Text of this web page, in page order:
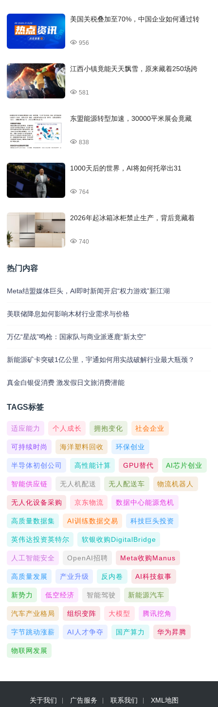
美国关税叠加至70%，中国企业如何通过转
956
江西小镇竟能天天飘雪，原来藏着250场跨
581
东盟能源转型加速，30000平米展会竟藏
838
1000天后的世界，AI将如何托举出31
764
2026年起冰箱冰柜禁止生产，背后竟藏着
740
热门内容
Meta结盟媒体巨头，AI即时新闻开启“权力游戏”新江湖
美联储降息如何影响木材行业需求与价格
万亿“星战”鸣枪：国家队与商业派逐鹿“新太空”
新能源矿卡突破1亿公里，宇通如何用实战破解行业最大瓶颈？
真金白银促消费 激发假日文旅消费潜能
TAGS标签
适应能力 个人成长 拥抱变化 社会企业
可持续时尚 海洋塑料回收 环保创业
半导体初创公司 高性能计算 GPU替代 AI芯片创业
智能供应链 无人机配送 无人配送车 物流机器人
无人化设备采购 京东物流 数据中心能源危机
高质量数据集 AI训练数据交易 科技巨头投资
英伟达投资英特尔 软银收购DigitalBridge
人工智能安全 OpenAI招聘 Meta收购Manus
高质量发展 产业升级 反内卷 AI科技叙事
新势力 低空经济 智能驾驶 新能源汽车
汽车产业格局 组织变阵 大模型 腾讯挖角
字节跳动涨薪 AI人才争夺 国产算力 华为昇腾
物联网发展
关于我们 广告服务 联系我们 XML地图